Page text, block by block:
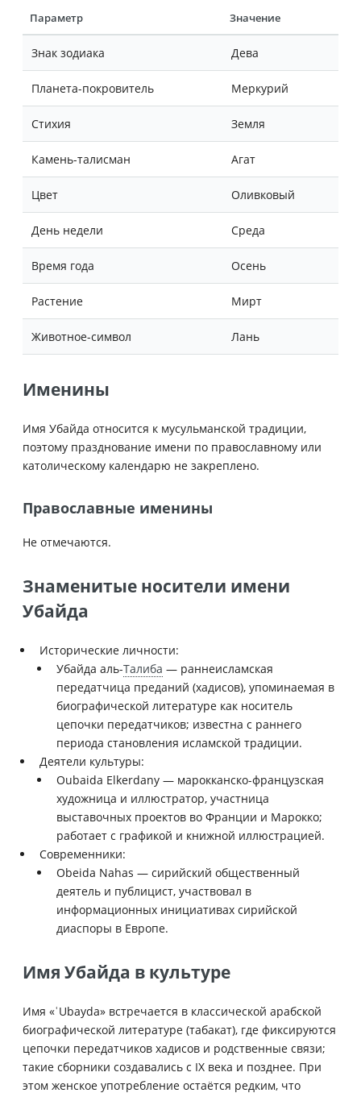
Параметр Значение
Знак зодиака Дева
Планета-покровитель Меркурий
Стихия Земля
Камень-талисман Агат
Цвет Оливковый
День недели Среда
Время года Осень
Растение Мирт
Животное-символ Лань
Именины
Имя Убайда относится к мусульманской традиции,
поэтому празднование имени по православному или
католическому календарю не закреплено.
Православные именины
Не отмечаются.
Знаменитые носители имени
Убайда
Исторические личности:
Убайда аль-Талиба — раннеисламская
передатчица преданий (хадисов), упоминаемая в
биографической литературе как носитель
цепочки передатчиков; известна с раннего
периода становления исламской традиции.
Деятели культуры:
Oubaida Elkerdany — марокканско-французская
художница и иллюстратор, участница
выставочных проектов во Франции и Марокко;
работает с графикой и книжной иллюстрацией.
Современники:
Obeida Nahas — сирийский общественный
деятель и публицист, участвовал в
информационных инициативах сирийской
диаспоры в Европе.
Имя Убайда в культуре
Имя «ʿUbayda» встречается в классической арабской
биографической литературе (табакат), где фиксируются
цепочки передатчиков хадисов и родственные связи;
такие сборники создавались с IX века и позднее. При
этом женское употребление остаётся редким, что